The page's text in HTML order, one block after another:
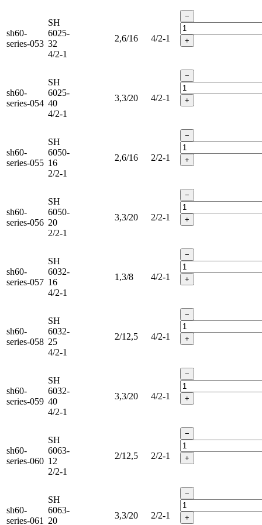
sh60-
series-053
SH
6025-
32
4/2-1
2,6/16 4/2-1
−
+
sh60-
series-054
SH
6025-
40
4/2-1
3,3/20 4/2-1
−
+
sh60-
series-055
SH
6050-
16
2/2-1
2,6/16 2/2-1
−
+
sh60-
series-056
SH
6050-
20
2/2-1
3,3/20 2/2-1
−
+
sh60-
series-057
SH
6032-
16
4/2-1
1,3/8 4/2-1
−
+
sh60-
series-058
SH
6032-
25
4/2-1
2/12,5 4/2-1
−
+
sh60-
series-059
SH
6032-
40
4/2-1
3,3/20 4/2-1
−
+
sh60-
series-060
SH
6063-
12
2/2-1
2/12,5 2/2-1
−
+
sh60-
series-061
SH
6063-
20
3,3/20 2/2-1
−
+